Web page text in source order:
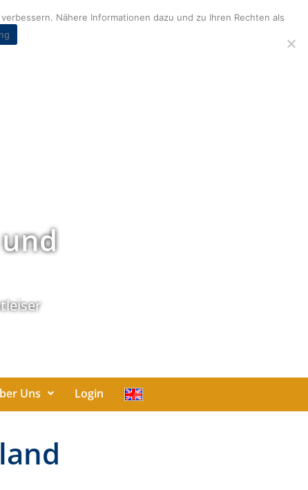
Uns Login
Nähere Informationen dazu und zu Ihren Rechten als